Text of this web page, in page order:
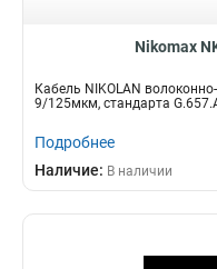
Nikomax
Кабель NIKOLAN
9/125мкм, стандарта
Подробнее
Наличие: В наличии